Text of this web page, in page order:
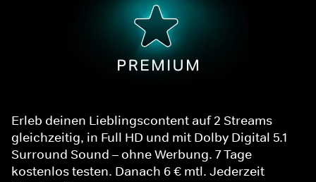
Erleb deinen Lieblingscontent auf 2 Streams
gleichzeitig, in Full HD und mit Dolby Digital 5.1
Surround Sound – ohne Werbung. 7 Tage
kostenlos testen. Danach 6 € mtl. Jederzeit